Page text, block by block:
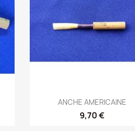
Aperçu rapide
ANCHE AMERICAINE
9,70 €